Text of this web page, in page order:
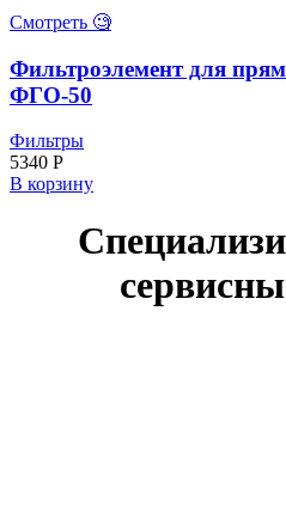
Смотреть 🧐
Фильтроэлемент для
ФГО-50
Фильтры
5340 Р
В корзину